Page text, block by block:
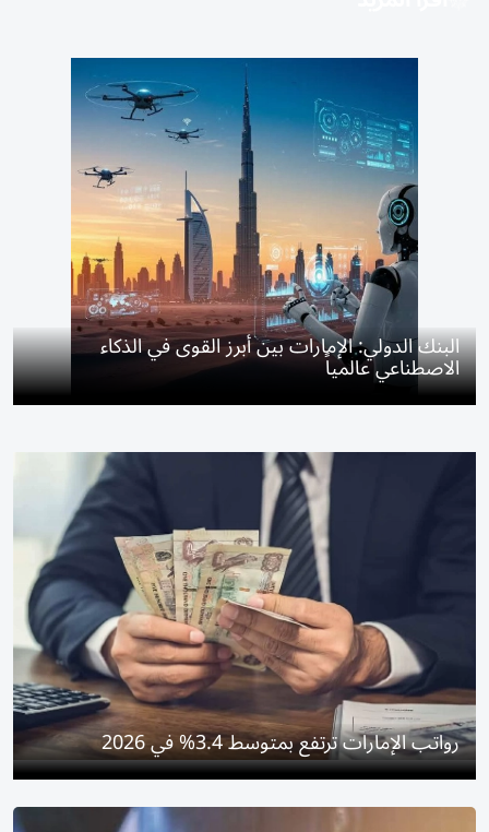
البنك الدولي: الإمارات بين أبرز القوى في الذكاء
الاصطناعي عالمياً
رواتب الإمارات ترتفع بمتوسط 3.4% في 2026